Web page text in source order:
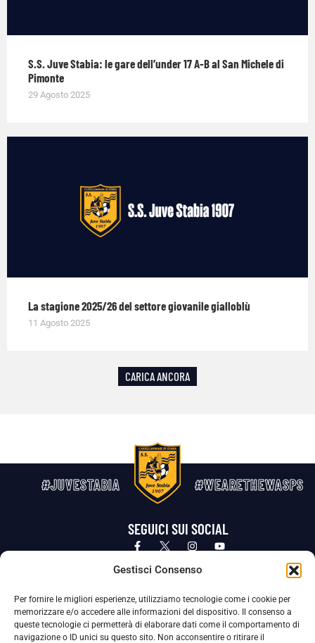
Gestisci Consenso
Per fornire le migliori esperienze, utilizziamo tecnologie come i cookie per
memorizzare e/o accedere alle informazioni del dispositivo. Il consenso a
queste tecnologie ci permetterà di elaborare dati come il comportamento di
navigazione o ID unici su questo sito. Non acconsentire o ritirare il
S.S. Juve Stabia: le gare dell’under 17 A-B al San Michele di
Pimonte
29 Agosto 2025
La stagione 2025/26 del settore giovanile gialloblù
11 Agosto 2025
CARICA ANCORA
#JUVESTABIA #WEARETHEWASPS
SEGUICI SUI SOCIAL
Privacy Policy Cookie Policy
La Società ha nominato il Responsabile della Protezione dei Dati Personali (DPO), figura specializzata che vigila sulle modalità
adottate dalla nostra Società per tutelare i Suoi dati personali.